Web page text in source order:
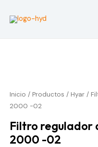
Inicio / Productos / Hyar /
2000 -02
Filtro regulador
2000 -02